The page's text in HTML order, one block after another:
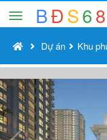
BĐS68
Dự án Khu